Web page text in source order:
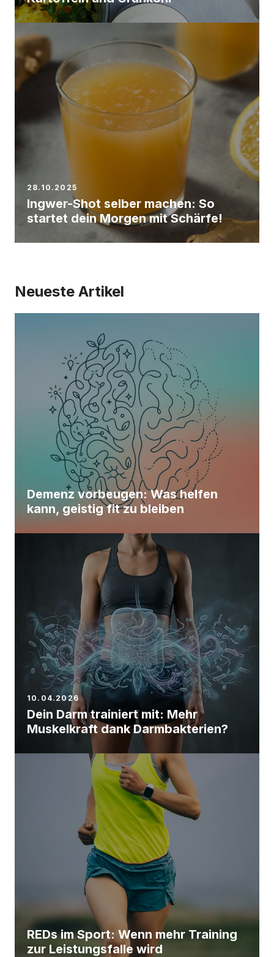
28.10.2025
Ingwer-Shot selber machen: So
startet dein Morgen mit Schärfe!
Neueste Artikel
Demenz vorbeugen: Was helfen
kann, geistig fit zu bleiben
10.04.2026
Dein Darm trainiert mit: Mehr
Muskelkraft dank Darmbakterien?
REDs im Sport: Wenn mehr Training
zur Leistungsfalle wird